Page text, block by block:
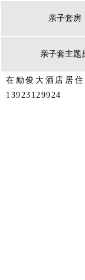
亲子套房
亲子套主题
在励俊大酒店居
13923129924